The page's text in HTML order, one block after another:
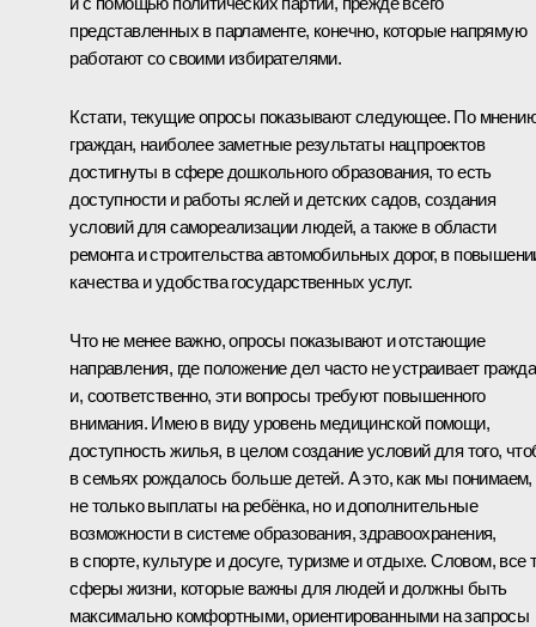
представленных в парламенте, конечно, которые напрямую
работают со своими избирателями.
Кстати, текущие опросы показывают следующее. По
граждан, наиболее заметные результаты нацпроектов
достигнуты в сфере дошкольного образования, то есть
доступности и работы яслей и детских садов, создания
условий для самореализации людей, а также в области
ремонта и строительства автомобильных дорог, в
качества и удобства государственных услуг.
Что не менее важно, опросы показывают и отстающие
направления, где положение дел часто не устраивает
и, соответственно, эти вопросы требуют повышенного
внимания. Имею в виду уровень медицинской помощи,
доступность жилья, в целом создание условий для того,
в семьях рождалось больше детей. А это, как мы понимаем,
не только выплаты на ребёнка, но и дополнительные
возможности в системе образования, здравоохранения,
в спорте, культуре и досуге, туризме и отдыхе. Словом, все
сферы жизни, которые важны для людей и должны быть
максимально комфортными, ориентированными на запросы